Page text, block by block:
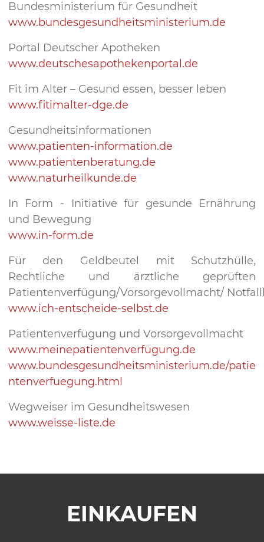
Bundesministerium für Gesundheit
www.bundesgesundheitsministerium.de
Portal Deutscher Apotheken
​​​​​​​www.deutschesapothekenportal.de
Fit im Alter – Gesund essen, besser leben
www.fitimalter-dge.de
Gesundheitsinformationen
www.patienten-information.de
www.patientenberatung.de
www.naturheilkunde.de
In Form - Initiative für gesunde Ernährung
und Bewegung
www.in-form.de
Für den Geldbeutel mit Schutzhülle,
Rechtliche und ärztliche geprüften
Patientenverfügung/Vorsorgevollmacht/
www.ich-entscheide-selbst.de
Patientenverfügung und Vorsorgevollmacht
www.meinepatientenverfügung.de
www.bundesgesundheitsministerium.de/patie
ntenverfuegung.html
Wegweiser im Gesundheitswesen
www.weisse-liste.de
EINKAUFEN